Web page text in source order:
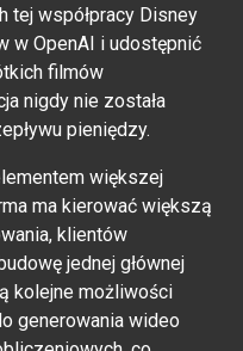
tej współpracy Disney
w OpenAI i udostępnić
filmów
nigdy nie została
pieniędzy.
większej
ma kierować większą
klientów
jednej głównej
kolejne możliwości
generowania wideo